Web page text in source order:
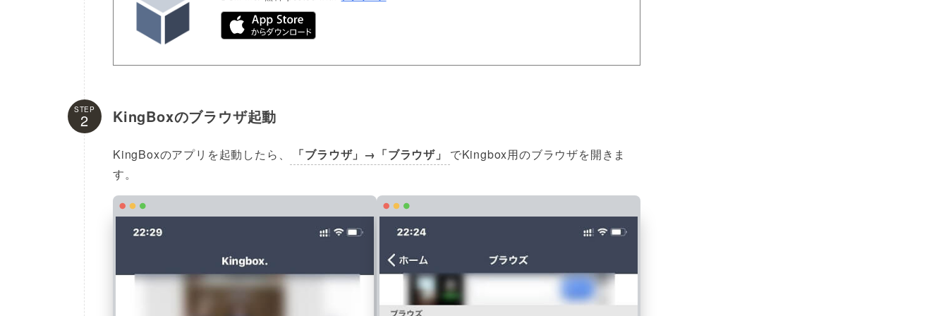
STEP KingBoxのブラウザ起動
KingBoxのアプリを起動したら、 「ブラウザ」→「ブラウザ」
でKingbox用のブラウザを開きま
す。